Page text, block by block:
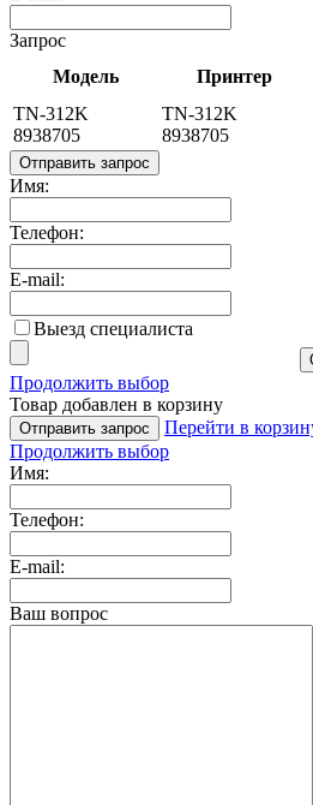
Запрос
Модель
Принтер
TN-312K
8938705
TN-312K
8938705
Отправить запрос
Имя:
Телефон:
E-mail:
Выезд специалиста
Продолжить выбор
Товар добавлен в корзину
Отправить запрос
Перейти в
Продолжить выбор
Имя:
Телефон:
E-mail:
Ваш вопрос